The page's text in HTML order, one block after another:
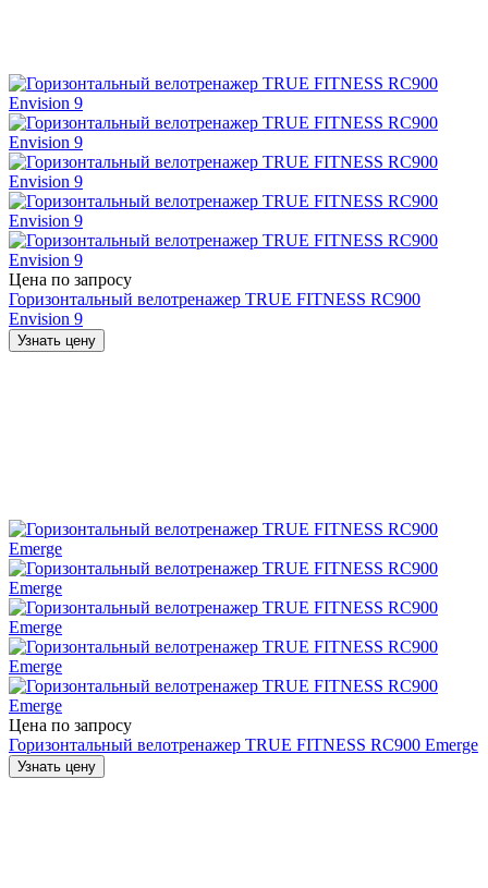
Цена по запросу
Горизонтальный велотренажер TRUE FITNESS RC900
Envision 9
Узнать цену
Цена по запросу
Горизонтальный велотренажер TRUE FITNESS RC900 Emerge
Узнать цену